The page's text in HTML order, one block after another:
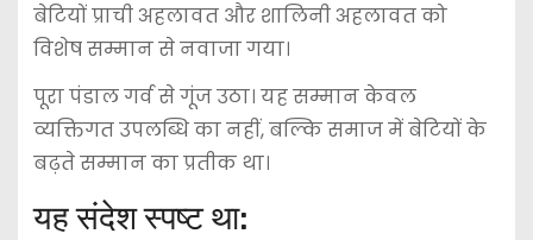
बेटियों प्राची अहलावत और शालिनी अहलावत को
विशेष सम्मान से नवाजा गया।
पूरा पंडाल गर्व से गूंज उठा। यह सम्मान केवल
व्यक्तिगत उपलब्धि का नहीं, बल्कि समाज में बेटियों के
बढ़ते सम्मान का प्रतीक था।
यह संदेश स्पष्ट था: